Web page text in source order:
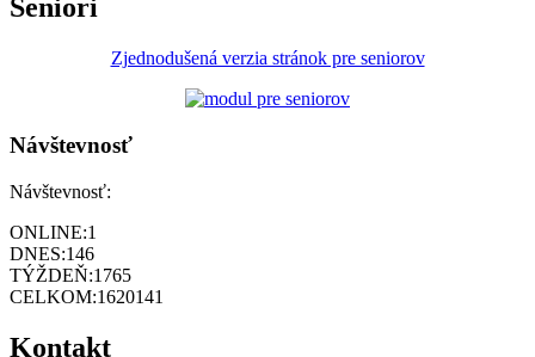
Seniori
Zjednodušená verzia stránok pre seniorov
Návštevnosť
Návštevnosť:
ONLINE:1
DNES:146
TÝŽDEŇ:1765
CELKOM:1620141
Kontakt